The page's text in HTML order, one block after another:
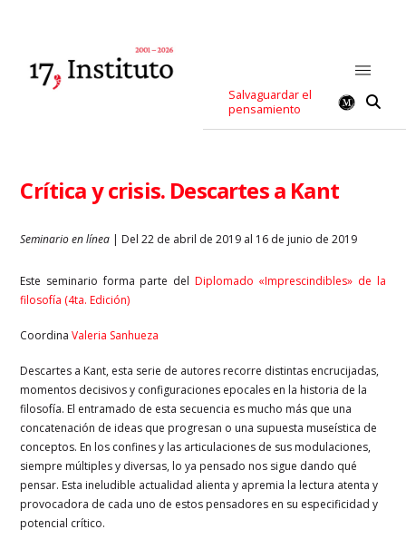
Salvaguardar el
pensamiento
Crítica y crisis. Descartes a Kant
Seminario en línea | Del 22 de abril de 2019 al 16 de junio de 2019
Este seminario forma parte del Diplomado «Imprescindibles» de la
filosofía (4ta. Edición)
CoordinaValeria Sanhueza
Descartes a Kant, esta serie de autores recorre distintas encrucijadas,
momentos decisivos y configuraciones epocales en la historia de la
filosofía. El entramado de esta secuencia es mucho más que una
concatenación de ideas que progresan o una supuesta museística de
conceptos. En los confines y las articulaciones de sus modulaciones,
siempre múltiples y diversas, lo ya pensado nos sigue dando qué
pensar. Esta ineludible actualidad alienta y apremia la lectura atenta y
provocadora de cada uno de estos pensadores en su especificidad y
potencial crítico.